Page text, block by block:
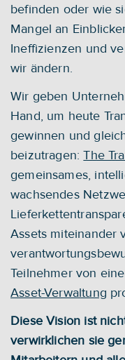
befinden oder wie
Mangel an
Ineffizienzen und
wir ändern.
Wir geben
Hand, um heute
gewinnen und
beizutragen: The
gemeinsames,
wachsendes
Assets miteinander
Asset-Verwaltung
Diese Vision ist
verwirklichen sie